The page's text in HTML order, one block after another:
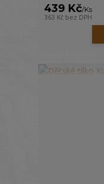
439 Kč/Ks
363 Kč bez DPH